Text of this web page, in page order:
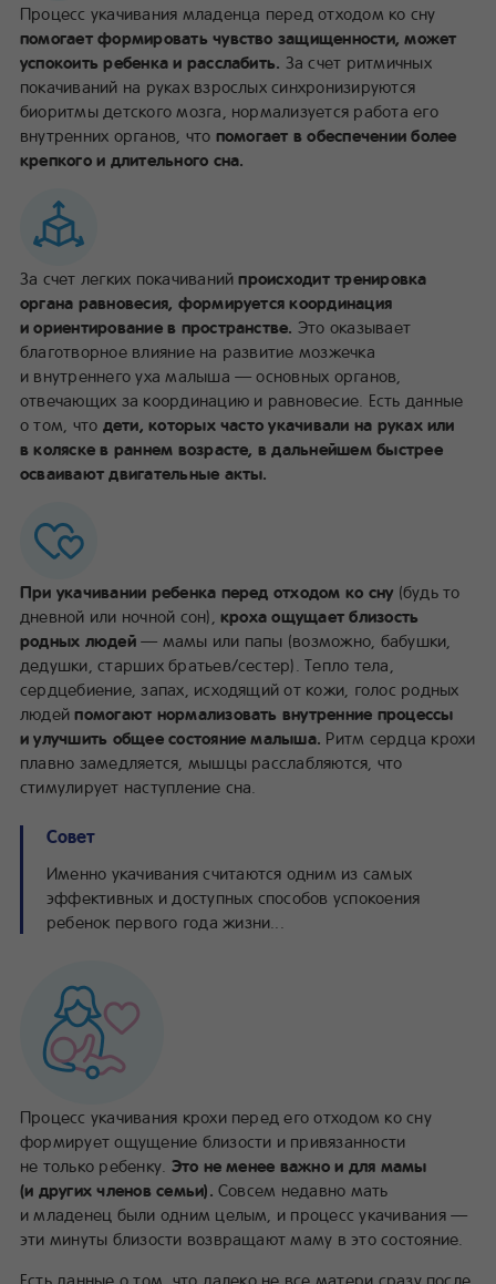
Процесс укачивания младенца перед отходом ко сну
помогает формировать чувство защищенности, может
успокоить ребенка и расслабить. За счет ритмичных
покачиваний на руках взрослых синхронизируются
биоритмы детского мозга, нормализуется работа его
внутренних органов, что помогает в обеспечении более
крепкого и длительного сна.
За счет легких покачиванийпроисходит тренировка
органа равновесия, формируется координация
и ориентирование в пространстве. Это оказывает
благотворное влияние на развитие мозжечка
и внутреннего уха малыша — основных органов,
отвечающих за координацию и равновесие. Есть данные
о том, что дети, которых часто укачивали на руках или
в коляске в раннем возрасте, в дальнейшем быстрее
осваивают двигательные акты.
При укачивании ребенка перед отходом ко сну (будь то
дневной или ночной сон),кроха ощущает близость
родных людей— мамы или папы (возможно, бабушки,
дедушки, старших братьев/сестер). Тепло тела,
сердцебиение, запах, исходящий от кожи, голос родных
людейпомогают нормализовать внутренние процессы
и улучшить общее состояние малыша. Ритм сердца крохи
плавно замедляется, мышцы расслабляются, что
стимулирует наступление сна.
Совет
Именно укачивания считаются одним из самых
эффективных и доступных способов успокоения
ребенок первого года жизни...
Процесс укачивания крохи перед его отходом ко сну
формирует ощущение близости и привязанности
не только ребенку. Это не менее важно и для мамы
(и других членов семьи). Совсем недавно мать
и младенец были одним целым, и процесс укачивания —
эти минуты близости возвращают маму в это состояние.
Есть данные о том, что далеко не все матери сразу после